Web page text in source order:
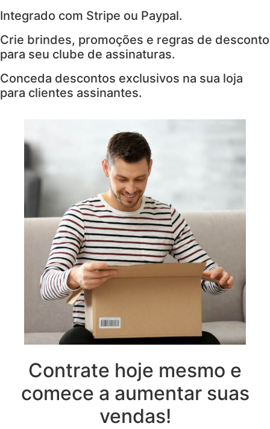
Integrado com Stripe ou Paypal.
Crie brindes, promoções e regras de desconto
para seu clube de assinaturas.
Conceda descontos exclusivos na sua loja
para clientes assinantes.
Contrate hoje mesmo e
comece a aumentar suas
vendas!